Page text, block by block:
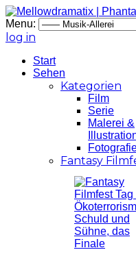
Menu:
log in
Start
Sehen
Kategorien
Film
Serie
Malerei &
Fantasy